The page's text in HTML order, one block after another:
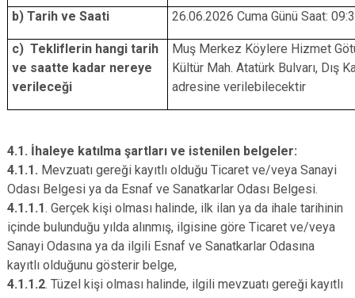
b) Tarih ve Saati 26.06.2026 Cuma Günü Saat:
c) Tekliflerin hangi tarih
ve saatte kadar nereye
verileceği
Muş Merkez Köylere Hizmet
Kültür Mah. Atatürk Bulvarı, Dış
adresine verilebilecektir
4.1. İhaleye katılma şartları ve istenilen belgeler:
4.1.1. Mevzuatı gereği kayıtlı olduğu Ticaret ve/veya Sanayi
Odası Belgesi ya da Esnaf ve Sanatkarlar Odası Belgesi.
4.1.1.1. Gerçek kişi olması halinde, ilk ilan ya da ihale tarihinin
içinde bulunduğu yılda alınmış, ilgisine göre Ticaret ve/veya
Sanayi Odasına ya da ilgili Esnaf ve Sanatkarlar Odasına
kayıtlı olduğunu gösterir belge,
4.1.1.2. Tüzel kişi olması halinde, ilgili mevzuatı gereği kayıtlı